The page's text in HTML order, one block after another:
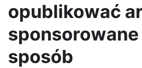
opublikować
sposób